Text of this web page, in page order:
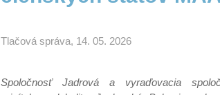
Tlačová správa, 14. 05. 2026
Spoločnosť Jadrová a vyraďovacia